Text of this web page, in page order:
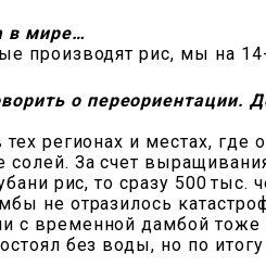
в мире…
производят рис, мы на
о переориентации.
регионах и местах, где
За счет
рис, то сразу 500 тыс.
не отразилось
с временной дамбой
без воды, но по